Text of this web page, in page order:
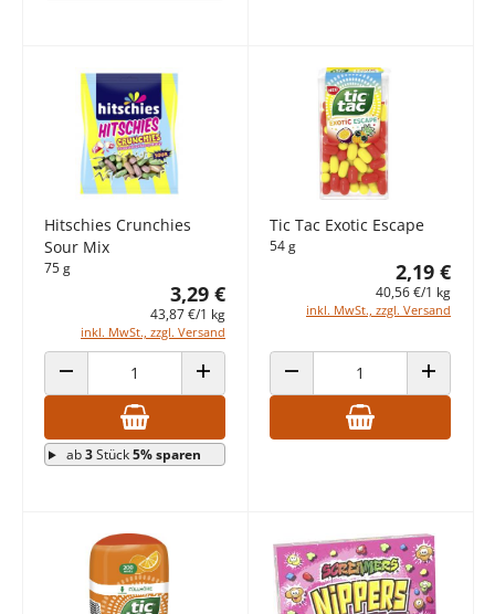
Hitschies Crunchies
Sour Mix
75 g
3,29 €
43,87 €/1 kg
inkl. MwSt., zzgl. Versand
ANZAHL VERRINGERN ANZAHL ERHÖHEN
ab3Stück5% sparen
Tic Tac Exotic Escape
54 g
2,19 €
40,56 €/1 kg
inkl. MwSt., zzgl. Versand
ANZAHL VERRINGERN ANZAHL